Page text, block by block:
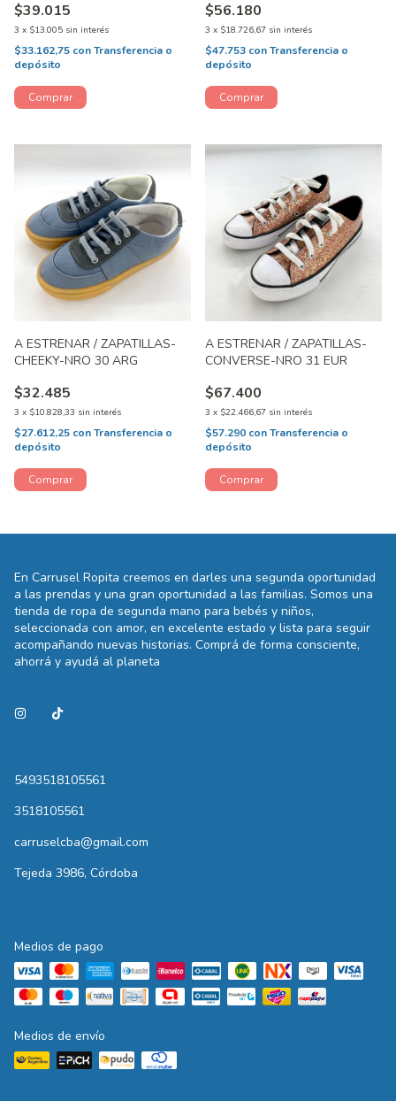
$39.015
3 x $13.005 sin interés
$33.162,75 conTransferencia o
depósito
$56.180
3 x $18.726,67 sin interés
$47.753 conTransferencia o
depósito
A ESTRENAR / ZAPATILLAS-
CHEEKY-NRO 30 ARG
$32.485
3 x $10.828,33 sin interés
$27.612,25 conTransferencia o
depósito
A ESTRENAR / ZAPATILLAS-
CONVERSE-NRO 31 EUR
$67.400
3 x $22.466,67 sin interés
$57.290 conTransferencia o
depósito
En Carrusel Ropita creemos en darles una segunda oportunidad
a las prendas y una gran oportunidad a las familias. Somos una
tienda de ropa de segunda mano para bebés y niños,
seleccionada con amor, en excelente estado y lista para seguir
acompañando nuevas historias. Comprá de forma consciente,
ahorrá y ayudá al planeta
5493518105561
3518105561
carruselcba@gmail.com
Tejeda 3986, Córdoba
Medios de pago
Medios de envío